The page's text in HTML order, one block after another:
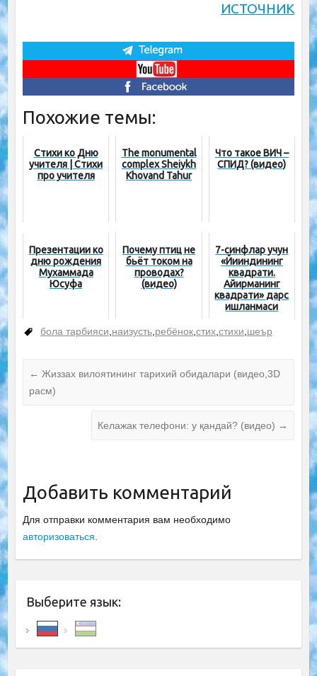
ИСТОЧНИК
Похожие темы:
Стихи ко Дню
учителя | Стихи
про учителя
The monumental
complex Sheiykh
Khovand Tahur
Что такое ВИЧ –
СПИД? (видео)
Презентации ко
дню рождения
Мухаммада
Юсуфа
Почему птиц не
бьёт током на
проводах?
(видео)
7-синфлар учун
«Йиғиндининг
квадрати.
Айирманинг
квадрати» дарс
ишланмаси
бола тарбияси наизусть, ребёнок, стих, стихи шеър
← Жиззах вилоятининг тарихий обидалари (видео,3D
расм)
Келажак телефони: у қандай? (видео) →
Добавить комментарий
Для отправки комментария вам необходимо
авторизоваться
Выберите язык: